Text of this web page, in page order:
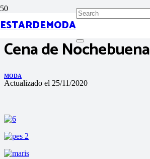
ESTARDEMODA
Cena de Nochebuena
MODA
Actualizado el 25/11/2020